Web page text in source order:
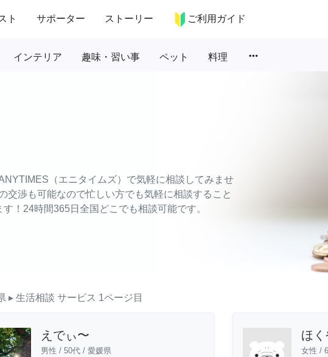
ト サポーター ストーリー ご利用ガイド
インテリア 趣味・習い事 ペット 料理 more_horiz
（エニタイムズ）で気軽に相談してみませ
交渉も可能なので忙しい方でも気軽に相談すること
！24時間365日全国どこでも相談可能です。
▸ 生活相談 サービス 1ページ目
えでぃ〜
男性 / 50代 / 愛媛県
ほ
女性 /